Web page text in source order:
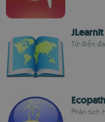
JLearnIt
Từ điển
Phân tích